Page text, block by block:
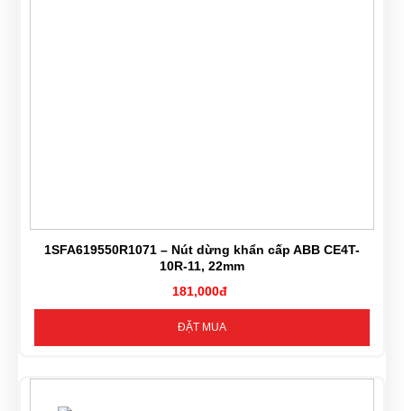
1SFA619550R1071 – Nút dừng khẩn cấp ABB CE4T-
10R-11, 22mm
181,000đ
ĐẶT MUA